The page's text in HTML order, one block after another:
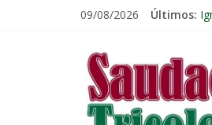
09/08/2026 Últimos: